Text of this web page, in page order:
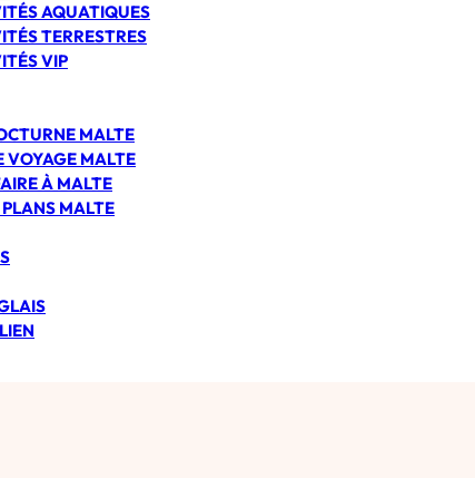
AQUATIQUES
TERRESTRES
VIP
MALTE
VOYAGE MALTE
À MALTE
MALTE